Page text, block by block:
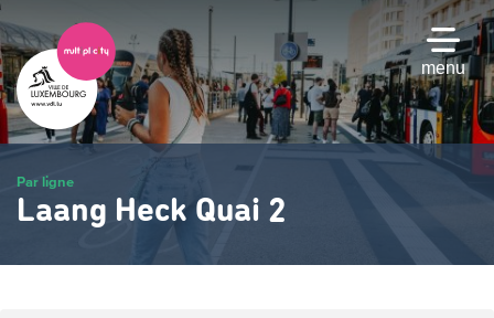
Passer
au
contenu
principal
menu
Par ligne
Laang Heck Quai 2